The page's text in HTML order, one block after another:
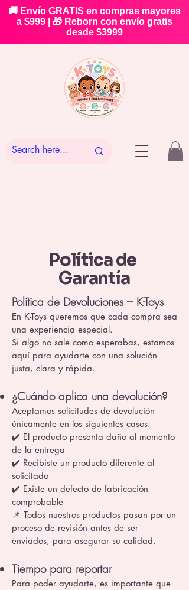
🚚 Envío GRATIS en compras mayores
a $999 | 🎁 Reborn con envío gratis
desde $3999
Política de
Garantía
Política de Devoluciones – K-Toys
En K-Toys queremos que cada compra sea
una experiencia especial.
Si algo no sale como esperabas, estamos
aquí para ayudarte con una solución
justa, clara y rápida.
¿Cuándo aplica una devolución?
Aceptamos solicitudes de devolución
únicamente en los siguientes casos:
✔️ El producto presenta daño al momento
de la entrega
✔️ Recibiste un producto diferente al
solicitado
✔️ Existe un defecto de fabricación
comprobable
📌 Todos nuestros productos pasan por un
proceso de revisión antes de ser
enviados, para asegurar su calidad.
Tiempo para reportar
Para poder ayudarte, es importante que